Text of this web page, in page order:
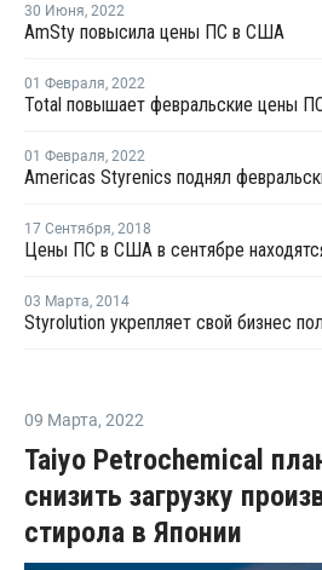
30 Июня, 2022
AmSty повысила цены ПС в США
01 Февраля, 2022
Total повышает февральские цены
01 Февраля, 2022
Americas Styrenics поднял
17 Сентября, 2018
03 Марта, 2014
09 Марта, 2022
Taiyo Petrochemical
снизить загрузку
стирола в Японии